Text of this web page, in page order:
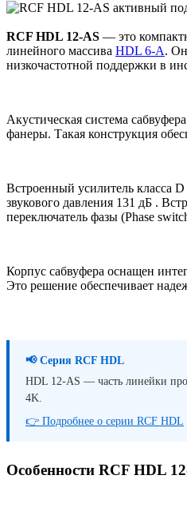
RCF HDL 12-AS — это
линейного массива HDL 6-A. Он
низкочастотной поддержки в
Акустическая система
фанеры. Такая конструкция
Встроенный усилитель класса
звукового давления 131 дБ .
переключатель фазы (Phase
Корпус сабвуфера оснащен
Это решение обеспечивает
📢 Серия RCF HDL
HDL 12-AS — часть линейки
4K.
👉 Подробнее о серии RCF HDL
Особенности RCF HDL